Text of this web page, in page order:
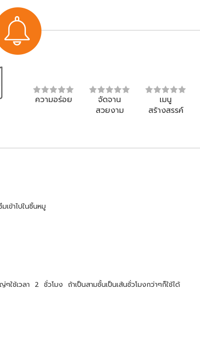
ความอร่อย
จัดจาน
สวยงาม
เมนู
สร้างสรรค์
ข้าไปในชิ้นหมู
ใช้เวลา 2 ชั่วโมง ถ้าเป็นสามชั้นเป็นเส้นชั่วโมงกว่าๆก็ใช้ได้